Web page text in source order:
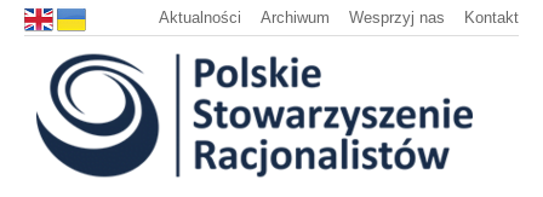
Aktualności Archiwum Wesprzyj nas Kontakt